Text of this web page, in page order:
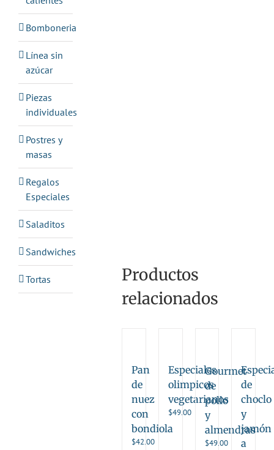
Productos
relacionados
Pan
de
nuez
con
bondiola
$42.00
Especiales
olimpicos
vegetarianos
$49.00
Gourmet
de
pollo
y
almendras
$49.00
de
choclo
y
jamón
a
Bomboneria
Línea sin
azúcar
Piezas
individuales
Postres y
masas
Regalos
Especiales
Saladitos
Sandwiches
Tortas